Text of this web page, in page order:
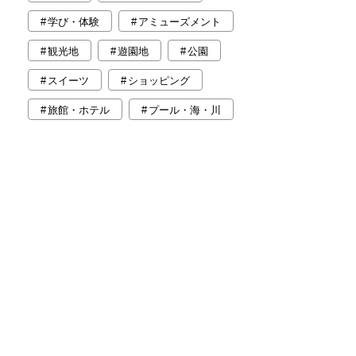
学び・体験 アミューズメント
観光地 遊園地 公園
スイーツ ショッピング
旅館・ホテル プール・海・川